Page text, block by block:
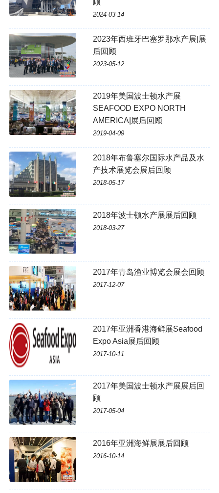
顾
2024-03-14
2023年西班牙巴塞罗那水产展|展
后回顾
2023-05-12
2019年美国波士顿水产展
SEAFOOD EXPO NORTH
AMERICA|展后回顾
2019-04-09
2018年布鲁塞尔国际水产品及水
产技术展览会展后回顾
2018-05-17
2018年波士顿水产展展后回顾
2018-03-27
2017年青岛渔业博览会展会回顾
2017-12-07
2017年亚洲香港海鲜展Seafood
Expo Asia展后回顾
2017-10-11
2017年美国波士顿水产展展后回
顾
2017-05-04
2016年亚洲海鲜展展后回顾
2016-10-14